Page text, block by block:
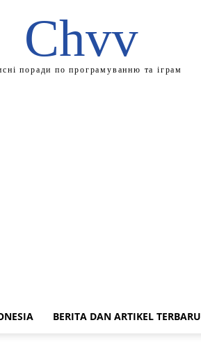
Chvv
поради по програмуванню та іграм
BERITA DAN ARTIKEL TERBARU